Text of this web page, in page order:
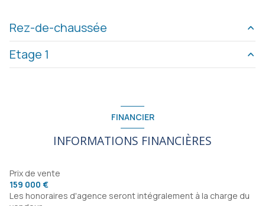
Rez-de-chaussée
garage
Etage 1
degagement
chambre
9.45 m²
FINANCIER
INFORMATIONS FINANCIÈRES
Prix de vente
159 000 €
Les honoraires d'agence seront intégralement à la charge du